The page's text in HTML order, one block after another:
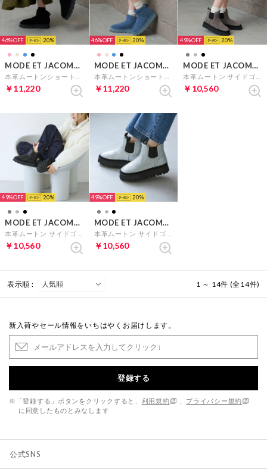
46% 20
MODE ET JACOMO carino
￥11,220
46% 20
MODE ET JACOMO carino
￥11,220
49% 20
MODE ET JACOMO carino
￥10,560
49% 20
MODE ET JACOMO carino
￥10,560
49% 20
MODE ET JACOMO carino
￥10,560
表示順 : 1 ～ 14件 (全14件)
新入荷やセール情報をいちはやくお届けします。
登録する
※「登録する」ボタンをクリックすると、 利用規約
プライバシー規約
に同意したものとみなします
公式SNS